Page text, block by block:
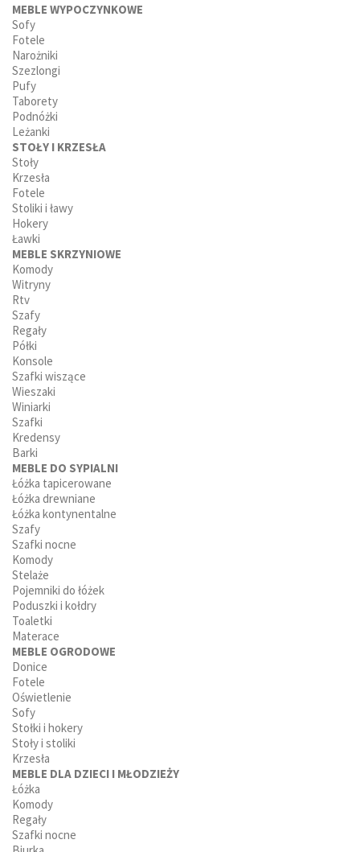
MEBLE WYPOCZYNKOWE
Sofy
Fotele
Narożniki
Szezlongi
Pufy
Taborety
Podnóżki
Leżanki
STOŁY I KRZESŁA
Stoły
Krzesła
Fotele
Stoliki i ławy
Hokery
Ławki
MEBLE SKRZYNIOWE
Komody
Witryny
Rtv
Szafy
Regały
Półki
Konsole
Szafki wiszące
Wieszaki
Winiarki
Szafki
Kredensy
Barki
MEBLE DO SYPIALNI
Łóżka tapicerowane
Łóżka drewniane
Łóżka kontynentalne
Szafy
Szafki nocne
Komody
Stelaże
Pojemniki do łóżek
Poduszki i kołdry
Toaletki
Materace
MEBLE OGRODOWE
Donice
Fotele
Oświetlenie
Sofy
Stołki i hokery
Stoły i stoliki
Krzesła
MEBLE DLA DZIECI I MŁODZIEŻY
Łóżka
Komody
Regały
Szafki nocne